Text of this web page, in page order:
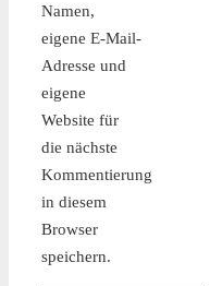
Namen,
eigene E-Mail-
Adresse und
eigene
Website für
die nächste
Kommentierung
in diesem
Browser
speichern.